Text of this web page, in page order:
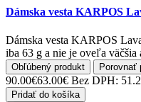
Dámska vesta KARPOS
Dámska vesta KARPOS
iba 63 g a nie je oveľa väčšia
Obľúbený produkt Porovnať
90.00€63.00€ Bez DPH:
Pridať do košíka